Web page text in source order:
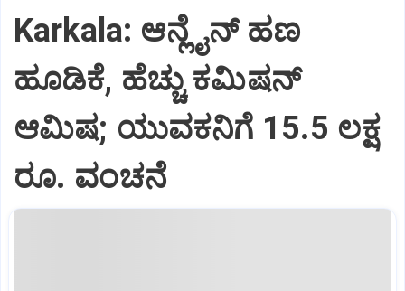
Karkala: ಆನ್ಲೈನ್‌ ಹಣ
ಹೂಡಿಕೆ, ಹೆಚ್ಚು ಕಮಿಷನ್‌
ಆಮಿಷ; ಯುವಕನಿಗೆ 15.5 ಲಕ್ಷ
ರೂ. ವಂಚನೆ